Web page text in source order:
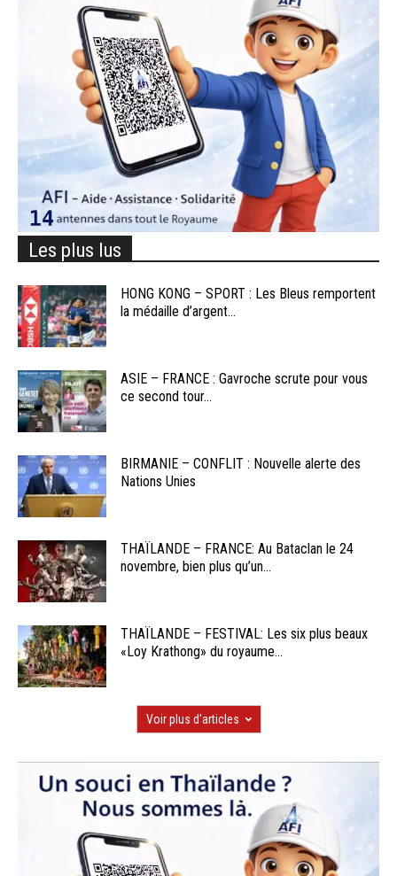
Les plus lus
HONG KONG – SPORT : Les Bleus remportent
la médaille d’argent...
ASIE – FRANCE : Gavroche scrute pour vous
ce second tour...
BIRMANIE – CONFLIT : Nouvelle alerte des
Nations Unies
THAÏLANDE – FRANCE: Au Bataclan le 24
novembre, bien plus qu’un...
THAÏLANDE – FESTIVAL: Les six plus beaux
«Loy Krathong» du royaume...
Voir plus d'articles